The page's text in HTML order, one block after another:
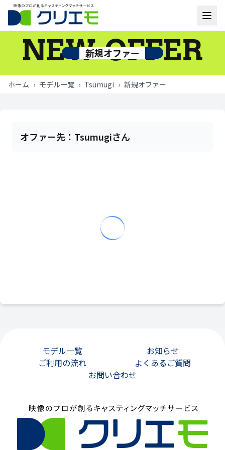
モデル一覧
新規オファー
NEW OFFER
ホーム › モデル一覧 › Tsumugi › 新規オファー
オファー先： Tsumugiさん
モデル一覧
お知らせ
ご利用の流れ
よくあるご質問
お問い合わせ